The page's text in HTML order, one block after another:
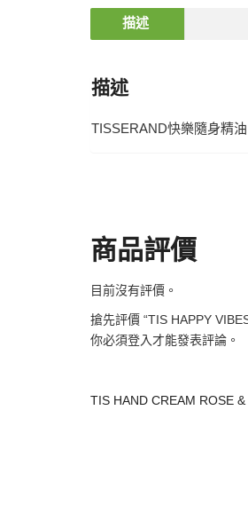
描述
描述
TISSERAND快樂隨身精
商品評價
目前沒有評價。
搶先評價 “TIS HAPPY
你必須登入 才能發表評論。
TIS HAND CREAM ROSE